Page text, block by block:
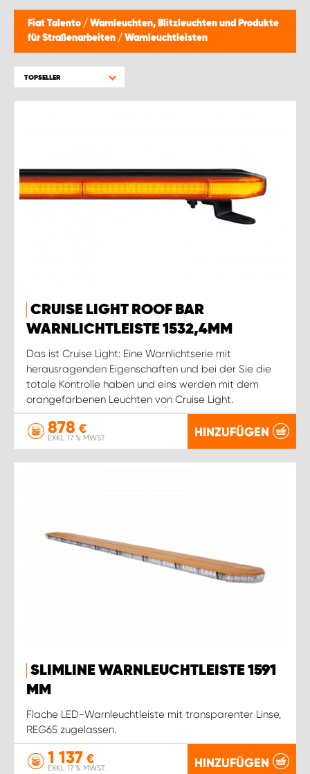
Fiat Talento / Warnleuchten, Blitzleuchten und Produkte
für Straßenarbeiten / Warnleuchtleisten
TOPSELLER
CRUISE LIGHT ROOF BAR
WARNLICHTLEISTE 1532,4MM
Das ist Cruise Light: Eine Warnlichtserie mit
herausragenden Eigenschaften und bei der Sie die
totale Kontrolle haben und eins werden mit dem
orangefarbenen Leuchten von Cruise Light.
878 €
EXKL. 17 % MWST. HINZUFÜGEN
SLIMLINE WARNLEUCHTLEISTE 1591
MM
Flache LED-Warnleuchtleiste mit transparenter Linse,
REG65 zugelassen.
1 137 €
EXKL. 17 % MWST. HINZUFÜGEN